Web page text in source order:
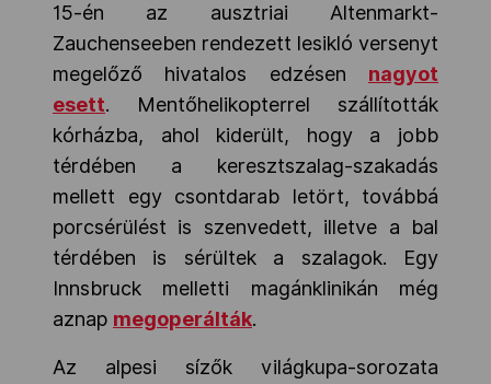
15-én az ausztriai Altenmarkt-
Zauchenseeben rendezett lesikló versenyt
megelőző hivatalos edzésen nagyot
esett. Mentőhelikopterrel szállították
kórházba, ahol kiderült, hogy a jobb
térdében a keresztszalag-szakadás
mellett egy csontdarab letört, továbbá
porcsérülést is szenvedett, illetve a bal
térdében is sérültek a szalagok. Egy
Innsbruck melletti magánklinikán még
aznap megoperálták.
Az alpesi sízők világkupa-sorozata